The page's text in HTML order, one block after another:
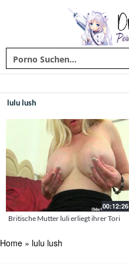
lulu lush
00:12:26
Britische Mutter luli erliegt ihrer Tori
Home » lulu lush